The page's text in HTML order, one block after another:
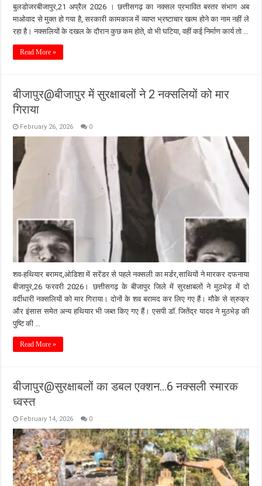
बुलडोजरबीजापुर,21 अप्रैल 2026 । छत्तीसगढ़ का नक्सल प्रभावित बस्तर संभाग अब
माओवाद से मुक्त हो गया है, सरकारी कामकाज में व्याप्त भ्रष्टाचार खत्म होने का नाम नहीं ले
रहा है। नक्सलियों के दखल के दौरान कुछ कम होते, वो भी घटिया, वहीं कई निर्माण कार्य तो …
Read More »
बीजापुर@बीजापुर में सुरक्षाबलों ने 2 नक्सलियों को मार
गिराया
February 26, 2026 0
शव-हथियार बरामद,ओडिशा में सरेंडर से पहले नक्सली का मर्डर,साथियों ने मारकर दफनाया
बीजापुर,26 फरवरी 2026। छत्तीसगढ़ के बीजापुर जिले में सुरक्षाबलों ने मुठभेड़ में दो
वर्दीधारी नक्सलियों को मार गिराया। दोनों के शव बरामद कर लिए गए हैं। मौके से स्रुक्र
और इंसास समेत अन्य हथियार भी जब्त किए गए हैं। एसपी डॉ. जितेंद्र यादव ने मुठभेड़ की
पुष्टि की …
Read More »
बीजापुर@सुरक्षाबलों का डबल एक्शन…6 नक्सली स्मारक
ध्वस्त
February 14, 2026 0